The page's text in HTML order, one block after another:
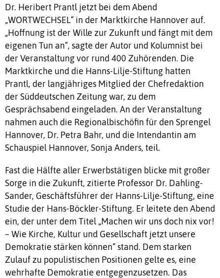
Dr. Heribert Prantl jetzt bei dem Abend
„WORTWECHSEL“ in der Marktkirche Hannover auf.
„Hoffnung ist der Wille zur Zukunft und fängt mit dem
eigenen Tun an“, sagte der Autor und Kolumnist bei
der Veranstaltung vor rund 400 Zuhörenden. Die
Marktkirche und die Hanns-Lilje-Stiftung hatten
Prantl, der langjähriges Mitglied der Chefredaktion
der Süddeutschen Zeitung war, zu dem
Gesprächsabend eingeladen. An der Veranstaltung
nahmen auch die Regionalbischöfin für den Sprengel
Hannover, Dr. Petra Bahr, und die Intendantin am
Schauspiel Hannover, Sonja Anders, teil.
Fast die Hälfte aller Erwerbstätigen blicke mit großer
Sorge in die Zukunft, zitierte Professor Dr. Dahling-
Sander, Geschäftsführer der Hanns-Lilje-Stiftung, eine
Studie der Hans-Böckler-Stiftung. Er leitete den Abend
ein, der unter dem Titel „Machen wir uns doch nix vor!
– Wie Kirche, Kultur und Gesellschaft jetzt unsere
Demokratie stärken können“ stand. Dem starken
Zulauf zu populistischen Positionen gelte es, eine
wehrhafte Demokratie entgegenzusetzen. Das